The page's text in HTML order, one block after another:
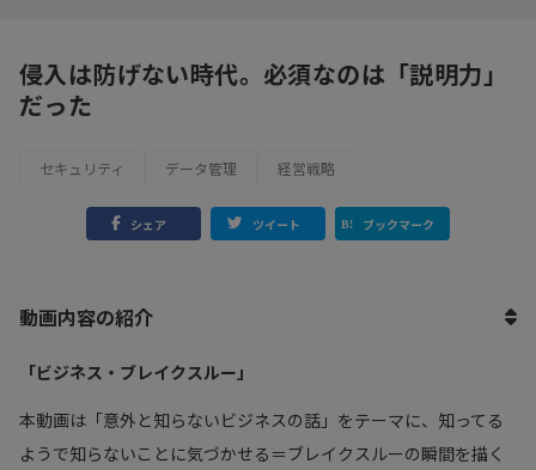
侵入は防げない時代。必須なのは「説明力」
だった
セキュリティ データ管理 経営戦略
シェア ツイート ブックマーク
動画内容の紹介
「ビジネス・ブレイクスルー」
本動画は「意外と知らないビジネスの話」をテーマに、知ってる
ようで知らないことに気づかせる＝ブレイクスルーの瞬間を描く